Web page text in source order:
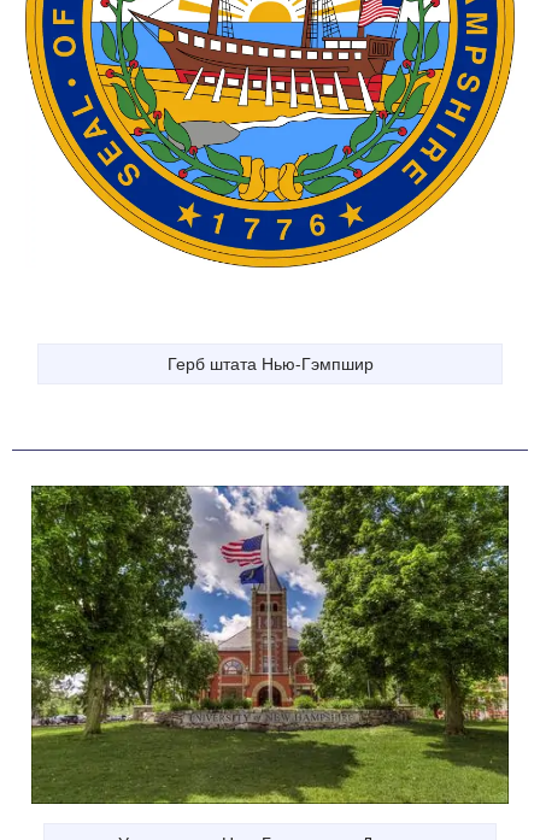
Герб штата Нью-Гэмпшир